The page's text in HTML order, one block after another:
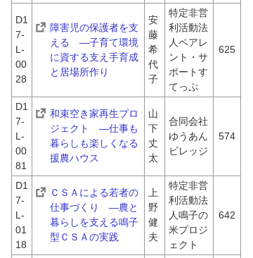
D1
7-
L-
00
28
障害児の保護者を支
える　―子育て環境
に資する支え手育成
と居場所作り
安
藤
希
代
子
特定非営
利活動法
人ペアレ
ント・サ
ポートす
てっぷ
625
D1
7-
L-
00
81
和束空き家再生プロ
ジェクト　―仕事も
暮らしも楽しくなる
援農ハウス
山
下
丈
太
合同会社
ゆうあん
ビレッジ
574
D1
7-
L-
01
18
ＣＳＡによる若者の
仕事づくり　―農と
暮らしを支える鳴子
型ＣＳＡの実践
上
野
健
夫
特定非営
利活動法
人鳴子の
米プロジ
ェクト
642